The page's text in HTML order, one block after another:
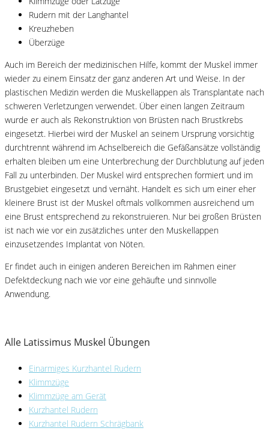
Rudern mit der Langhantel
Kreuzheben
Überzüge
Auch im Bereich der medizinischen Hilfe, kommt der Muskel immer
wieder zu einem Einsatz der ganz anderen Art und Weise. In der
plastischen Medizin werden die Muskellappen als Transplantate nach
schweren Verletzungen verwendet. Über einen langen Zeitraum
wurde er auch als Rekonstruktion von Brüsten nach Brustkrebs
eingesetzt. Hierbei wird der Muskel an seinem Ursprung vorsichtig
durchtrennt während im Achselbereich die Gefäßansätze vollständig
erhalten bleiben um eine Unterbrechung der Durchblutung auf jeden
Fall zu unterbinden. Der Muskel wird entsprechen formiert und im
Brustgebiet eingesetzt und vernäht. Handelt es sich um einer eher
kleinere Brust ist der Muskel oftmals vollkommen ausreichend um
eine Brust entsprechend zu rekonstruieren. Nur bei großen Brüsten
ist nach wie vor ein zusätzliches unter den Muskellappen
einzusetzendes Implantat von Nöten.
Er findet auch in einigen anderen Bereichen im Rahmen einer
Defektdeckung nach wie vor eine gehäufte und sinnvolle
Anwendung.
Alle Latissimus Muskel Übungen
Einarmiges Kurzhantel Rudern
Klimmzüge
Klimmzüge am Gerät
Kurzhantel Rudern
Kurzhantel Rudern Schrägbank